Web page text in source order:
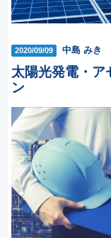
2020/09/09 中島 みき
太陽光発電・ア
ン